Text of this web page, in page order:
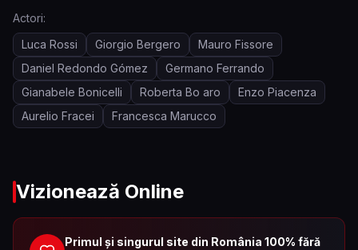
Actori:
Luca Rossi
Giorgio Bergero
Mauro Fissore
Daniel Redondo Gómez
Germano Ferrando
Gianabele Bonicelli
Roberta Bo aro
Enzo Piacenza
Aurelio Fracei
Francesca Marucco
Vizionează Online
Primul și singurul site din România 100% fără